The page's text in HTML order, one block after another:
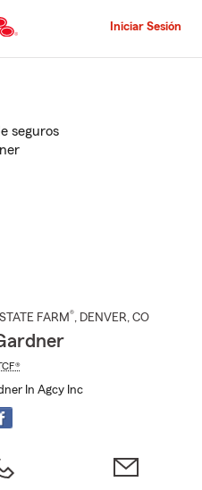
al
principal
Iniciar Sesión
FARM®, DENVER, CO
In Agcy Inc